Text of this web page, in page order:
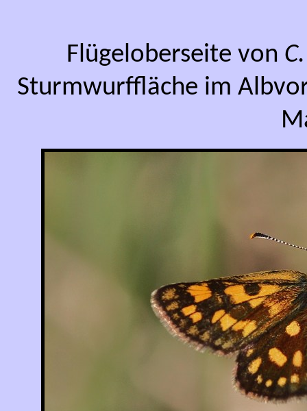
Flügeloberseite von
Sturmwurffläche im